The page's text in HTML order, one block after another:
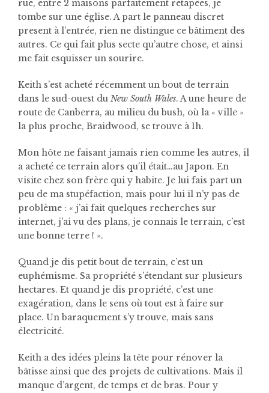
rue, entre 2 maisons parfaitement retapées, je
tombe sur une église. A part le panneau discret
present à l’entrée, rien ne distingue ce bâtiment des
autres. Ce qui fait plus secte qu’autre chose, et ainsi
me fait esquisser un sourire.
Keith s’est acheté récemment un bout de terrain
dans le sud-ouest du New South Wales. A une heure de
route de Canberra, au milieu du bush, où la « ville »
la plus proche, Braidwood, se trouve à 1h.
Mon hôte ne faisant jamais rien comme les autres, il
a acheté ce terrain alors qu’il était…au Japon. En
visite chez son frère qui y habite. Je lui fais part un
peu de ma stupéfaction, mais pour lui il n’y pas de
problème : « j’ai fait quelques recherches sur
internet, j’ai vu des plans, je connais le terrain, c’est
une bonne terre ! ».
Quand je dis petit bout de terrain, c’est un
euphémisme. Sa propriété s’étendant sur plusieurs
hectares. Et quand je dis propriété, c’est une
exagération, dans le sens où tout est à faire sur
place. Un baraquement s’y trouve, mais sans
électricité.
Keith a des idées pleins la tête pour rénover la
bâtisse ainsi que des projets de cultivations. Mais il
manque d’argent, de temps et de bras. Pour y